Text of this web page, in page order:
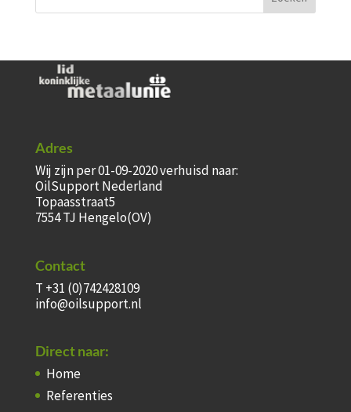
Adres
Wij zijn per 01-09-2020 verhuisd naar:
OilSupport Nederland
Topaasstraat5
7554 TJ Hengelo(OV)
Contact
T +31 (0)742428109
info@oilsupport.nl
Direct naar:
Home
Referenties